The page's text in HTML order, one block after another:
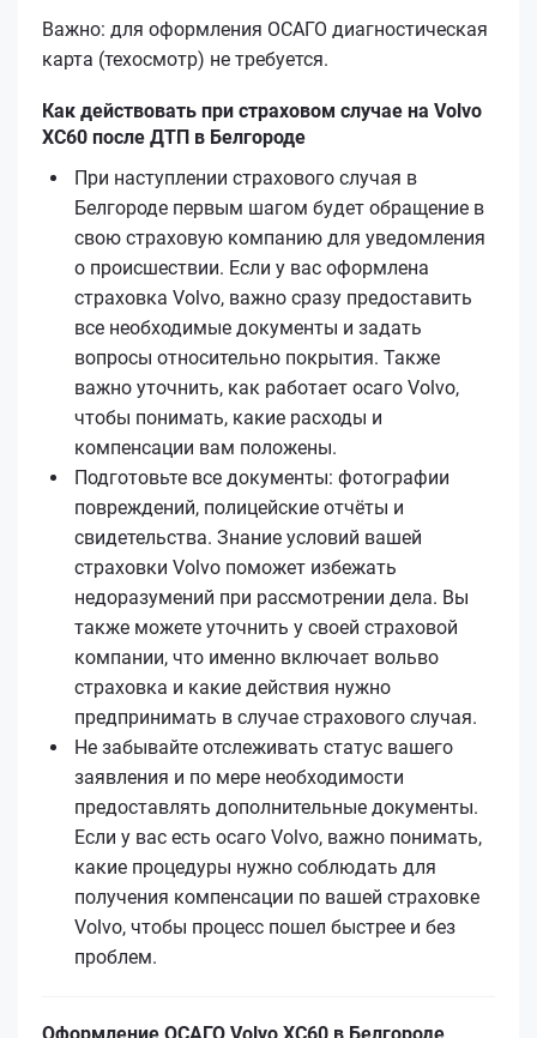
Важно: для оформления ОСАГО диагностическая
карта (техосмотр) не требуется.
Как действовать при страховом случае на Volvo
XC60 после ДТП в Белгороде
При наступлении страхового случая в
Белгороде первым шагом будет обращение в
свою страховую компанию для уведомления
о происшествии. Если у вас оформлена
страховка Volvo, важно сразу предоставить
все необходимые документы и задать
вопросы относительно покрытия. Также
важно уточнить, как работает осаго Volvo,
чтобы понимать, какие расходы и
компенсации вам положены.
Подготовьте все документы: фотографии
повреждений, полицейские отчёты и
свидетельства. Знание условий вашей
страховки Volvo поможет избежать
недоразумений при рассмотрении дела. Вы
также можете уточнить у своей страховой
компании, что именно включает вольво
страховка и какие действия нужно
предпринимать в случае страхового случая.
Не забывайте отслеживать статус вашего
заявления и по мере необходимости
предоставлять дополнительные документы.
Если у вас есть осаго Volvo, важно понимать,
какие процедуры нужно соблюдать для
получения компенсации по вашей страховке
Volvo, чтобы процесс пошел быстрее и без
проблем.